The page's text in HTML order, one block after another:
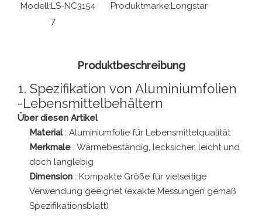
Modell:LS-NC3154
7
Produktmarke:Longstar
Produktbeschreibung
1. Spezifikation von Aluminiumfolien
-Lebensmittelbehältern
Über diesen Artikel
Material : Aluminiumfolie für Lebensmittelqualität
Merkmale : Wärmebeständig, lecksicher, leicht und
doch langlebig
Dimension : Kompakte Größe für vielseitige
Verwendung geeignet (exakte Messungen gemäß
Spezifikationsblatt)